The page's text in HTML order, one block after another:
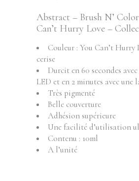
Abstract – Brush N’
Can’t Hurry Love –
Couleur : You Can’t Hurry
cerise
Durcit en 60 secondes
LED et en 2 minutes avec une
Très pigmenté
Belle couverture
Adhésion supérieure
Une facilité d’utilisation
Contenu : 10ml
A l’unité